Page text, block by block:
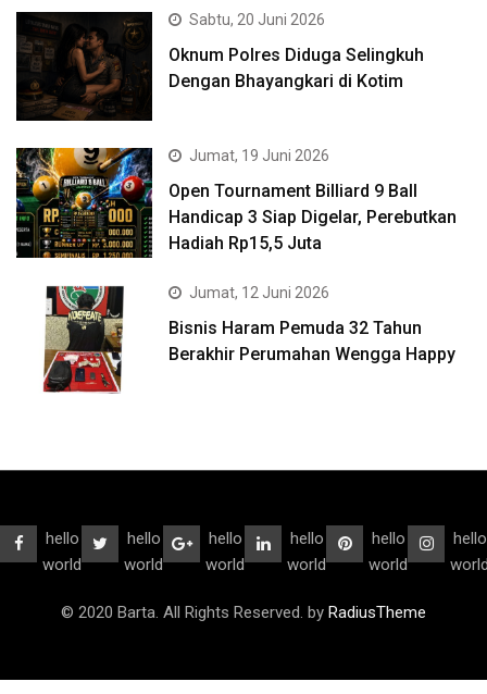
Sabtu, 20 Juni 2026
Oknum Polres Diduga Selingkuh
Dengan Bhayangkari di Kotim
Jumat, 19 Juni 2026
Open Tournament Billiard 9 Ball
Handicap 3 Siap Digelar, Perebutkan
Hadiah Rp15,5 Juta
Jumat, 12 Juni 2026
Bisnis Haram Pemuda 32 Tahun
Berakhir Perumahan Wengga Happy
hello
world
hello
world
hello
world
hello
world
hello
world
hello
© 2020 Barta. All Rights Reserved. by RadiusTheme